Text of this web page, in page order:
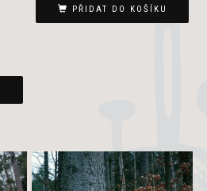
PŘIDAT DO KOŠÍKU